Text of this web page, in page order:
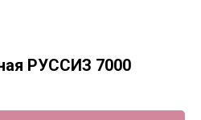
РУССИЗ 7000